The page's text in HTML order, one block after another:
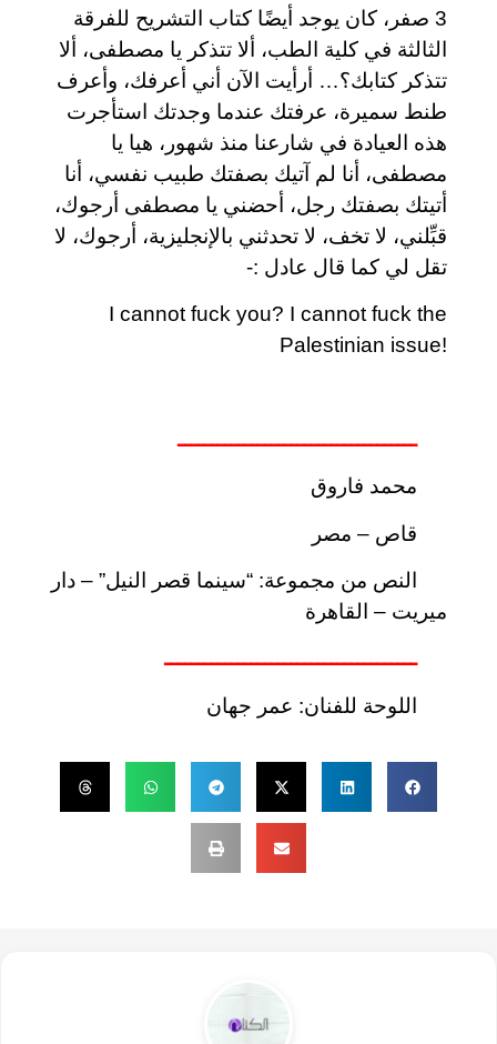
3 صفر، كان يوجد أيضًا كتاب التشريح للفرقة
الثالثة في كلية الطب، ألا تتذكر يا مصطفى، ألا
تتذكر كتابك؟… أرأيت الآن أني أعرفك، وأعرف
طنط سميرة، عرفتك عندما وجدتك استأجرت
هذه العيادة في شارعنا منذ شهور، هيا يا
مصطفى، أنا لم آتيك بصفتك طبيب نفسي، أنا
أتيتك بصفتك رجل، أحضني يا مصطفى أرجوك،
قبِّلني، لا تخف، لا تحدثني بالإنجليزية، أرجوك، لا
تقل لي كما قال عادل :-
I cannot fuck you? I cannot fuck the
Palestinian issue!
ــــــــــــــــــــــــــــــــــــ
محمد فاروق
قاص – مصر
النص من مجموعة: “سينما قصر النيل” – دار
ميريت – القاهرة
ــــــــــــــــــــــــــــــــــــــ
اللوحة للفنان: عمر جهان